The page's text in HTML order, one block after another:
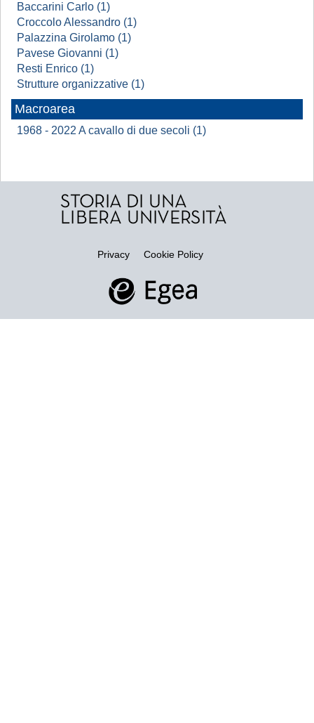
Baccarini Carlo (1)
Croccolo Alessandro (1)
Palazzina Girolamo (1)
Pavese Giovanni (1)
Resti Enrico (1)
Strutture organizzative (1)
Macroarea
1968 - 2022 A cavallo di due secoli (1)
Privacy Cookie Policy